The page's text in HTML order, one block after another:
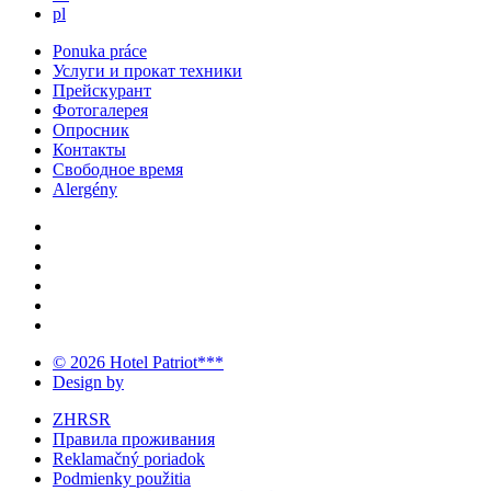
pl
Ponuka práce
Услуги и прокат техники
Прейскурант
Фотогалерея
Опросник
Контакты
Свободное время
Alergény
© 2026 Hotel Patriot***
Design by
ZHRSR
Правила проживания
Reklamačný poriadok
Podmienky použitia